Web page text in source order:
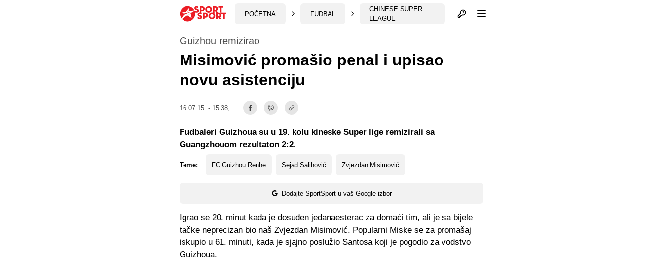
POČETNA FUDBAL
CHINESE SUPER
LEAGUE
Otvori profil
Guizhou remizirao
Misimović promašio penal i upisao
novu asistenciju
16.07.15. - 15:38,
Teme: FC Guizhou Renhe Sejad Salihović Zvjezdan Misimović
Dodajte SportSport u vaš Google izbor
Fudbaleri Guizhoua su u 19. kolu kineske Super lige remizirali sa
Guangzhouom rezultaton 2:2.
Igrao se 20. minut kada je dosuđen jedanaesterac za domaći tim, ali je sa bijele
tačke neprecizan bio naš Zvjezdan Misimović. Popularni Miske se za promašaj
iskupio u 61. minuti, kada je sjajno poslužio Santosa koji je pogodio za vodstvo
Guizhoua.